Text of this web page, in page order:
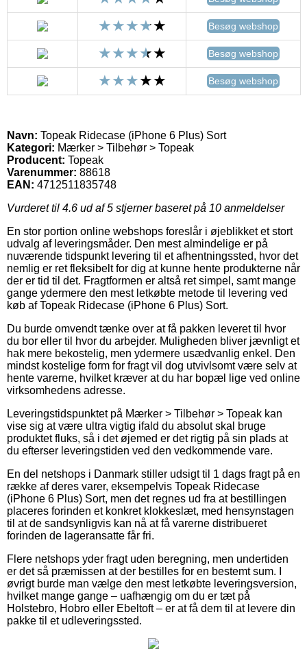
Besøg webshop
Besøg webshop
Besøg webshop
Navn: Topeak Ridecase (iPhone 6 Plus) Sort
Kategori: Mærker > Tilbehør > Topeak
Producent: Topeak
Varenummer: 88618
EAN: 4712511835748
Vurderet til 4.6 ud af 5 stjerner baseret på 10 anmeldelser
En stor portion online webshops foreslår i øjeblikket et stort
udvalg af leveringsmåder. Den mest almindelige er på
nuværende tidspunkt levering til et afhentningssted, hvor det
nemlig er ret fleksibelt for dig at kunne hente produkterne når
der er tid til det. Fragtformen er altså ret simpel, samt mange
gange ydermere den mest letkøbte metode til levering ved
køb af Topeak Ridecase (iPhone 6 Plus) Sort.
Du burde omvendt tænke over at få pakken leveret til hvor
du bor eller til hvor du arbejder. Muligheden bliver jævnligt et
hak mere bekostelig, men ydermere usædvanlig enkel. Den
mindst kostelige form for fragt vil dog utvivlsomt være selv at
hente varerne, hvilket kræver at du har bopæl lige ved online
virksomhedens adresse.
Leveringstidspunktet på Mærker > Tilbehør > Topeak kan
vise sig at være ultra vigtig ifald du absolut skal bruge
produktet fluks, så i det øjemed er det rigtig på sin plads at
du efterser leveringstiden ved den vedkommende vare.
En del netshops i Danmark stiller udsigt til 1 dags fragt på en
række af deres varer, eksempelvis Topeak Ridecase
(iPhone 6 Plus) Sort, men det regnes ud fra at bestillingen
placeres forinden et konkret klokkeslæt, med hensynstagen
til at de sandsynligvis kan nå at få varerne distribueret
forinden de lageransatte får fri.
Flere netshops yder fragt uden beregning, men undertiden
er det så præmissen at der bestilles for en bestemt sum. I
øvrigt burde man vælge den mest letkøbte leveringsversion,
hvilket mange gange – uafhængig om du er tæt på
Holstebro, Hobro eller Ebeltoft – er at få dem til at levere din
pakke til et udleveringssted.